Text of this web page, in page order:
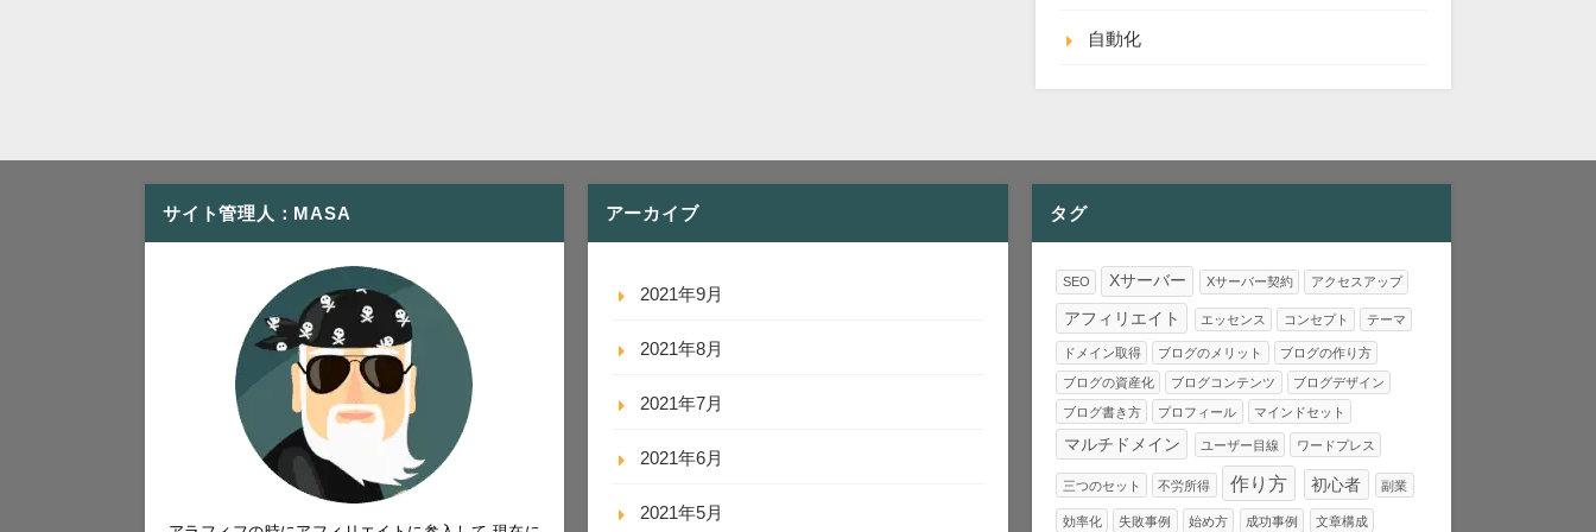
自動化
サイト管理人：MASA アーカイブ
2021年9月
2021年8月
2021年7月
2021年6月
2021年5月
タグ
SEO Xサーバー Xサーバー契約 アクセスアップ
アフィリエイト エッセンス コンセプト テーマ
ドメイン取得 ブログのメリット ブログの作り方
ブログの資産化 ブログコンテンツ ブログデザイン
ブログ書き方 プロフィール マインドセット
マルチドメイン ユーザー目線 ワードプレス
三つのセット 不労所得 作り方 初心者 副業
効率化 失敗事例 始め方 成功事例 文章構成